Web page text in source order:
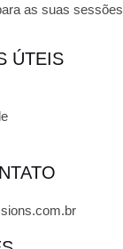
as suas sessões
ÚTEIS